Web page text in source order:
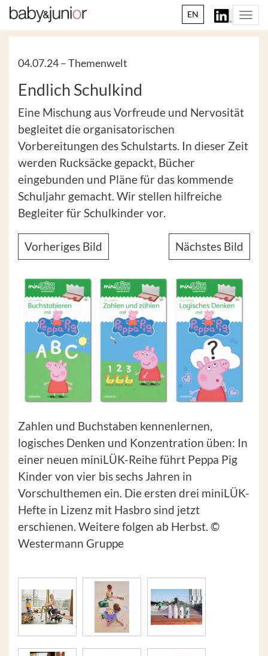
EN
04.07.24 –Themenwelt
Endlich Schulkind
Eine Mischung aus Vorfreude und Nervosität
begleitet die organisatorischen
Vorbereitungen des Schulstarts. In dieser Zeit
werden Rucksäcke gepackt, Bücher
eingebunden und Pläne für das kommende
Schuljahr gemacht. Wir stellen hilfreiche
Begleiter für Schulkinder vor.
Vorheriges Bild Nächstes Bild
Zahlen und Buchstaben kennenlernen,
logisches Denken und Konzentration üben: In
einer neuen miniLÜK-Reihe führt Peppa Pig
Kinder von vier bis sechs Jahren in
Vorschulthemen ein. Die ersten drei miniLÜK-
Hefte in Lizenz mit Hasbro sind jetzt
erschienen. Weitere folgen ab Herbst. ©
Westermann Gruppe